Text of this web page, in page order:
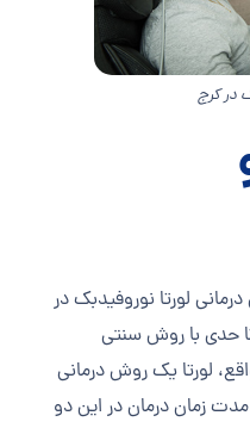
در کرج
لورتا نوروفیدبک در
حدی با روش سنتی
لورتا یک روش درمانی
زمان درمان در این دو